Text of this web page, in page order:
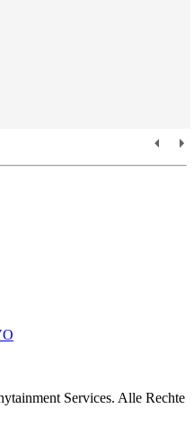
Services. Alle Rechte